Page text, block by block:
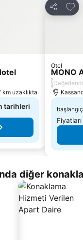
km uzaklıkta
tarihleri
Paylaş
Otel
MONO
/
diğer